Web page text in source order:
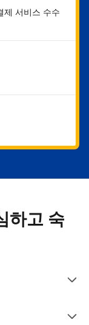
제 서비스 수수
하고 숙